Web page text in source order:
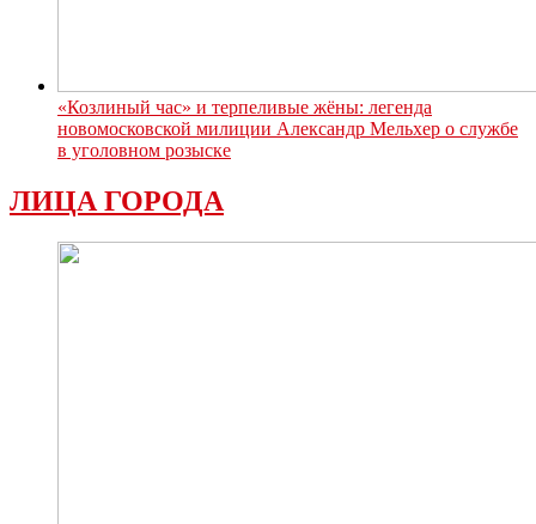
«Козлиный час» и терпеливые жёны: легенда
новомосковской милиции Александр Мельхер о службе
в уголовном розыске
ЛИЦА ГОРОДА